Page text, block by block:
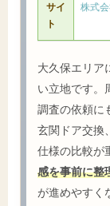
サイ
ト
株式
大久保エリア
い立地です。
調査の依頼に
玄関ドア交換
仕様の比較が
感を事前に整
が進めやすく